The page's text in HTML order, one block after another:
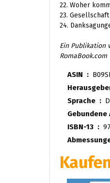
22. Woher
23.
24.
Ein Publikation
RomaBook.com
ASIN ‏ : ‎
Sprache ‏ : ‎
ISBN-13 ‏ : ‎